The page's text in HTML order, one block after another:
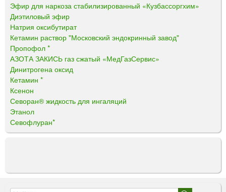
Эфир для наркоза стабилизированный «Кузбассоргхим»
Диэтиловый эфир
Натрия оксибутират
Кетамин раствор "Московский эндокринный завод"
Пропофол *
АЗОТА ЗАКИСЬ газ сжатый «МедГазСервис»
Динитрогена оксид
Кетамин *
Ксенон
Севоран® жидкость для ингаляций
Этанол
Севофлуран*